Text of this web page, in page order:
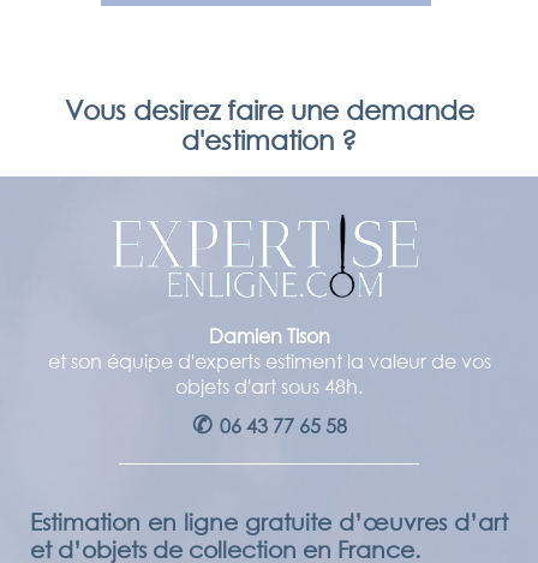
Vous desirez faire une demande
d'estimation ?
Damien Tison
et son équipe d'experts estiment la valeur de vos
objets d'art sous 48h.
✆ 06 43 77 65 58
Estimation en ligne gratuite d’œuvres d’art
et d’objets de collection en France.